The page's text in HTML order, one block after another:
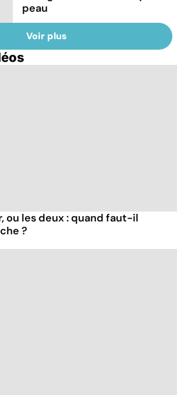
peau
Voir plus
ou les deux : quand faut-il
?